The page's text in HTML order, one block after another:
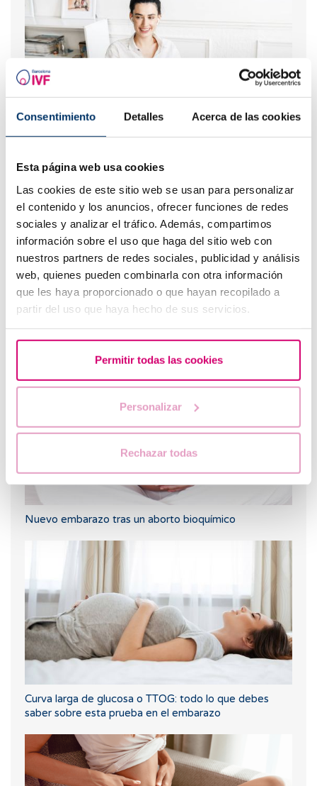
Consentimiento Detalles Acerca de las cookies
Esta página web usa cookies
Las cookies de este sitio web se usan para personalizar
el contenido y los anuncios, ofrecer funciones de redes
sociales y analizar el tráfico. Además, compartimos
información sobre el uso que haga del sitio web con
nuestros partners de redes sociales, publicidad y análisis
web, quienes pueden combinarla con otra información
que les haya proporcionado o que hayan recopilado a
partir del uso que haya hecho de sus servicios.
Permitir todas las cookies
Personalizar
Rechazar todas
Cuando hacer un test de embarazo tras una FIV
Nuevo embarazo tras un aborto bioquímico
Curva larga de glucosa o TTOG: todo lo que debes
saber sobre esta prueba en el embarazo